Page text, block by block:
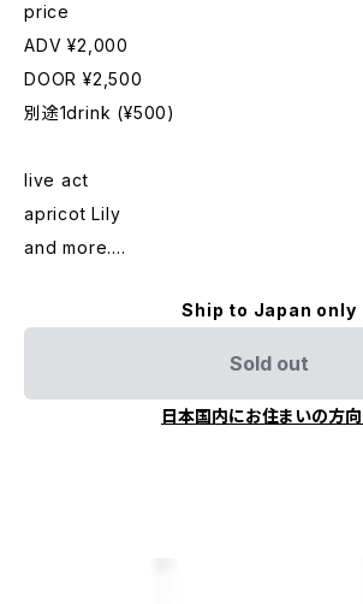
price
ADV ¥2,000
DOOR ¥2,500
別途1drink (¥500)
live act
apricot Lily
and more....
Ship to Japan only
Sold out
日本国内にお住まいの方